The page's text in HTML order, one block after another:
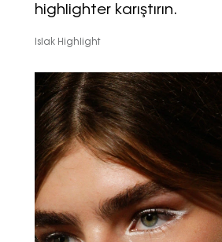
highlighter karıştırın.
Islak Highlight